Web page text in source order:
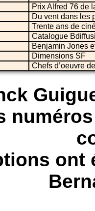
Prix Alfred 76 de
Du vent dans les
Trente ans de
Catalogue
Benjamin Jones
Dimensions SF
Chefs d’oeuvre
ont